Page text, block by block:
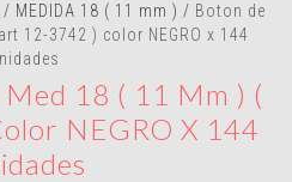
/ MEDIDA 18 ( 11 mm ) / Boton de
12-3742 ) color NEGRO x 144
18 ( 11 Mm ) (
NEGRO X 144